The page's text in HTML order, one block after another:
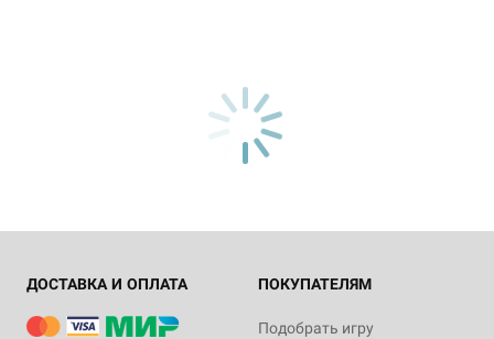
ДОСТАВКА И ОПЛАТА ПОКУПАТЕЛЯМ
Подобрать игру